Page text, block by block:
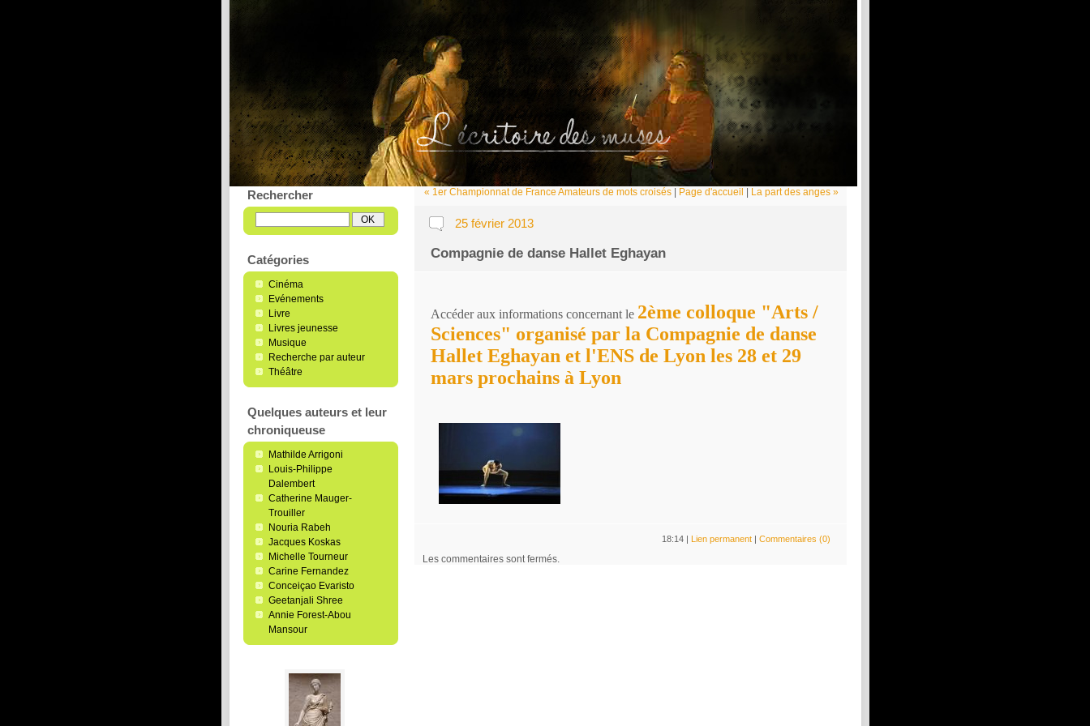
L'écritoire des muses
Magazine littéraire en ligne
Rechercher
Catégories
Cinéma
Evénements
Livre
Livres jeunesse
Musique
Recherche par auteur
Théâtre
Quelques auteurs et leur
chroniqueuse
Mathilde Arrigoni
Louis-Philippe
Dalembert
Catherine Mauger-
Trouiller
Nouria Rabeh
Jacques Koskas
Michelle Tourneur
Carine Fernandez
Conceiçao Evaristo
Geetanjali Shree
Annie Forest-Abou
Mansour
« 1er Championnat de France Amateurs de mots croisés| Page d'accueil La part des anges »
25 février 2013
Compagnie de danse Hallet Eghayan
Accéder aux informations concernant le 2ème colloque "Arts /
Sciences" organisé par la Compagnie de danse
Hallet Eghayan et l'ENS de Lyon les 28 et 29
mars prochains à Lyon
18:14 | Lien permanent| Commentaires (0)
Les commentaires sont fermés.